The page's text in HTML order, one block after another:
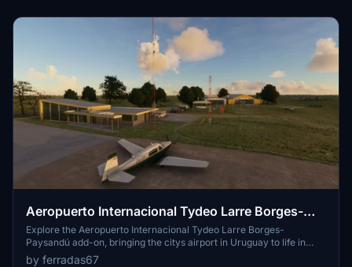
Aeropuerto Internacional Tydeo Larre Borges-
Paysandú
Explore the Aeropuerto Internacional Tydeo Larre Borges-
Paysandú add-on, bringing the citys airport in Uruguay to life in
Microsoft Flight Simulator.
by ferradas67